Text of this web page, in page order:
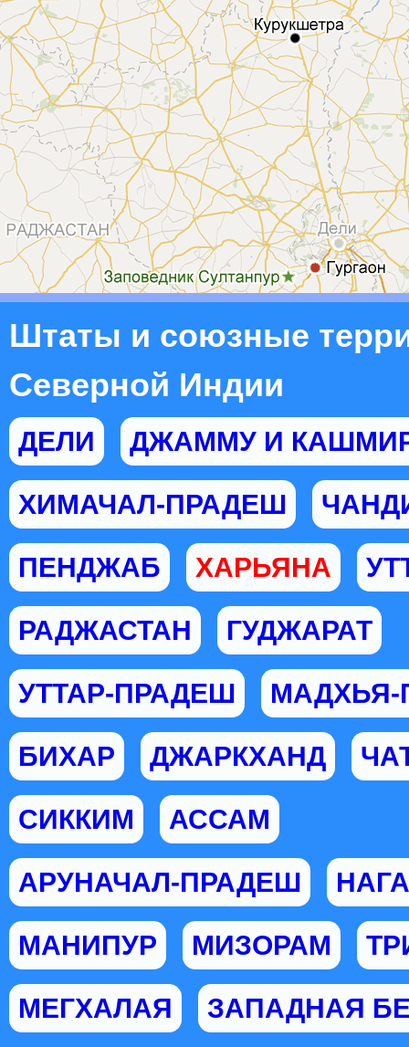
Штаты и союзные
Северной Индии
ДЕЛИ ДЖАММУ И
ХИМАЧАЛ-ПРАДЕШ
ПЕНДЖАБ ХАРЬЯНА
РАДЖАСТАН ГУДЖАРАТ
УТТАР-ПРАДЕШ
БИХАР ДЖАРКХАНД
СИККИМ АССАМ
АРУНАЧАЛ-ПРАДЕШ
МАНИПУР МИЗОРАМ
МЕГХАЛАЯ ЗАПАДНАЯ